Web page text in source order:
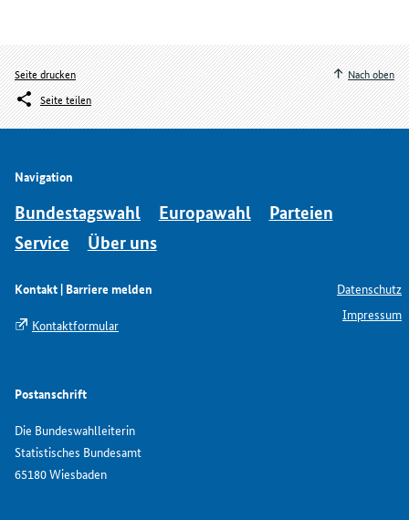
Seite drucken
Seite teilen
Nach oben
Navigation
Bundestagswahl Europawahl
Parteien
Service
Über uns
Kontakt | Barriere melden
Kontaktformular
Postanschrift
Die Bundeswahlleiterin
Statistisches Bundesamt
65180 Wiesbaden
Datenschutz
Impressum